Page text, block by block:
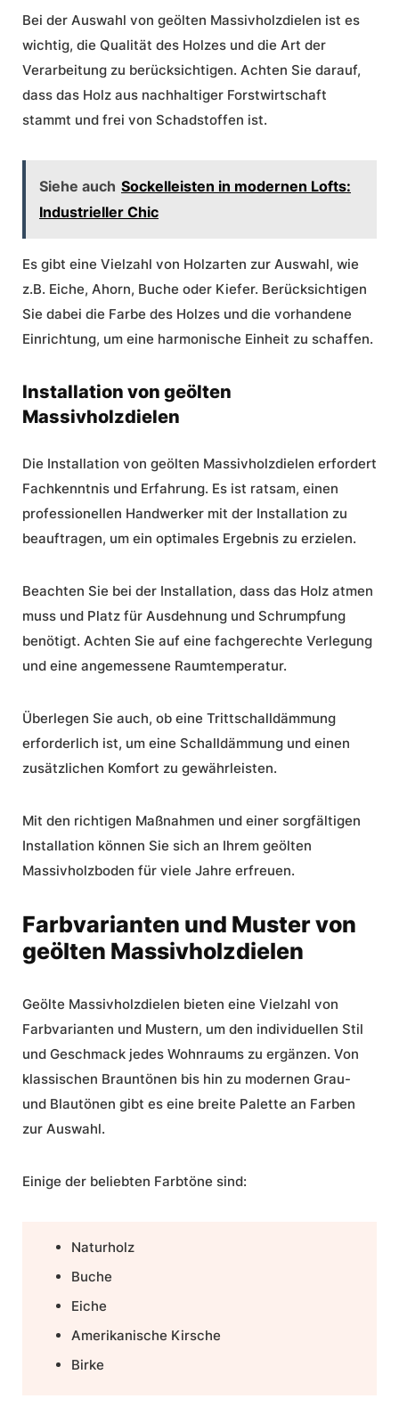
Bei der Auswahl von geölten Massivholzdielen ist es
wichtig, die Qualität des Holzes und die Art der
Verarbeitung zu berücksichtigen. Achten Sie darauf,
dass das Holz aus nachhaltiger Forstwirtschaft
stammt und frei von Schadstoffen ist.
Siehe auch Sockelleisten in modernen Lofts:
Industrieller Chic
Es gibt eine Vielzahl von Holzarten zur Auswahl, wie
z.B. Eiche, Ahorn, Buche oder Kiefer. Berücksichtigen
Sie dabei die Farbe des Holzes und die vorhandene
Einrichtung, um eine harmonische Einheit zu schaffen.
Installation von geölten
Massivholzdielen
Die Installation von geölten Massivholzdielen erfordert
Fachkenntnis und Erfahrung. Es ist ratsam, einen
professionellen Handwerker mit der Installation zu
beauftragen, um ein optimales Ergebnis zu erzielen.
Beachten Sie bei der Installation, dass das Holz atmen
muss und Platz für Ausdehnung und Schrumpfung
benötigt. Achten Sie auf eine fachgerechte Verlegung
und eine angemessene Raumtemperatur.
Überlegen Sie auch, ob eine Trittschalldämmung
erforderlich ist, um eine Schalldämmung und einen
zusätzlichen Komfort zu gewährleisten.
Mit den richtigen Maßnahmen und einer sorgfältigen
Installation können Sie sich an Ihrem geölten
Massivholzboden für viele Jahre erfreuen.
Farbvarianten und Muster von
geölten Massivholzdielen
Geölte Massivholzdielen bieten eine Vielzahl von
Farbvarianten und Mustern, um den individuellen Stil
und Geschmack jedes Wohnraums zu ergänzen. Von
klassischen Brauntönen bis hin zu modernen Grau-
und Blautönen gibt es eine breite Palette an Farben
zur Auswahl.
Einige der beliebten Farbtöne sind:
Naturholz
Buche
Eiche
Amerikanische Kirsche
Birke